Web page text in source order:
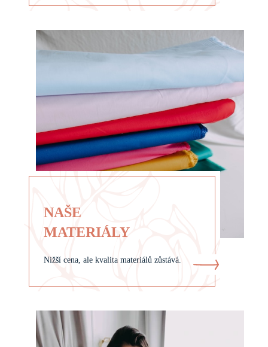
NAŠE
MATERIÁLY
Nižší cena, ale kvalita materiálů zůstává.